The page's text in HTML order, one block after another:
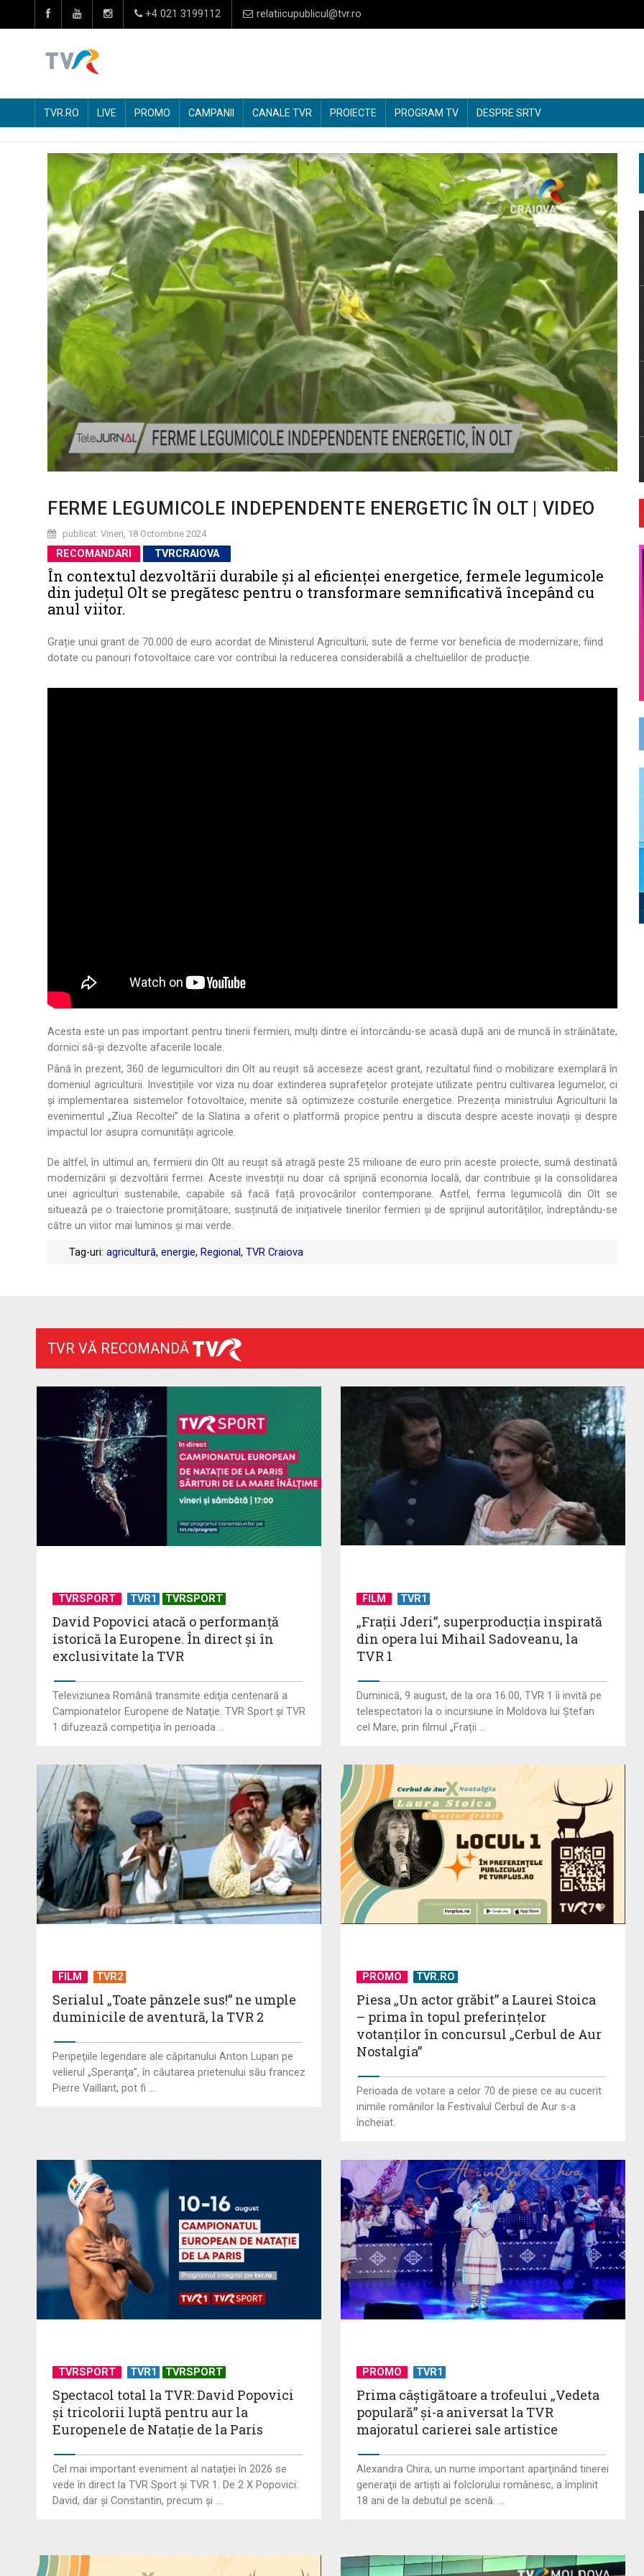
+4 021 3199112 relatiicupublicul@tvr.ro
TVR.RO LIVE PROMO CAMPANII CANALE TVR PROIECTE PROGRAM TV DESPRE SRTV
FERME LEGUMICOLE INDEPENDENTE ENERGETIC ÎN OLT | VIDEO
publicat: Vineri, 18 Octombrie 2024
RECOMANDARI TVRCRAIOVA
În contextul dezvoltării durabile și al eficienței energetice, fermele legumicole
din județul Olt se pregătesc pentru o transformare semnificativă începând cu
anul viitor.
Grație unui grant de 70.000 de euro acordat de Ministerul Agriculturii, sute de ferme vor beneficia de modernizare, fiind
dotate cu panouri fotovoltaice care vor contribui la reducerea considerabilă a cheltuielilor de producție.
Acesta este un pas important pentru tinerii fermieri, mulți dintre ei întorcându-se acasă după ani de muncă în străinătate,
dornici să-și dezvolte afacerile locale.
Până în prezent, 360 de legumicultori din Olt au reușit să acceseze acest grant, rezultatul fiind o mobilizare exemplară în
domeniul agriculturii. Investițiile vor viza nu doar extinderea suprafețelor protejate utilizate pentru cultivarea legumelor, ci
și implementarea sistemelor fotovoltaice, menite să optimizeze costurile energetice. Prezența ministrului Agriculturii la
evenimentul „Ziua Recoltei” de la Slatina a oferit o platformă propice pentru a discuta despre aceste inovații și despre
impactul lor asupra comunității agricole.
De altfel, în ultimul an, fermierii din Olt au reușit să atragă peste 25 milioane de euro prin aceste proiecte, sumă destinată
modernizării și dezvoltării fermei. Aceste investiții nu doar că sprijină economia locală, dar contribuie și la consolidarea
unei agriculturi sustenabile, capabile să facă față provocărilor contemporane. Astfel, ferma legumicolă din Olt se
situează pe o traiectorie promițătoare, susținută de inițiativele tinerilor fermieri și de sprijinul autorităților, îndreptându-se
către un viitor mai luminos și mai verde.
Tag-uri: agricultură, energie, Regional, TVR Craiova
TVR VĂ RECOMANDĂ
TVRSPORT TVR1 TVRSPORT
David Popovici atacă o performanţă
istorică la Europene. În direct şi în
exclusivitate la TVR
Televiziunea Română transmite ediţia centenară a
Campionatelor Europene de Nataţie. TVR Sport şi TVR
1 difuzează competiţia în perioada ...
FILM TVR1
„Frații Jderi”, superproducția inspirată
din opera lui Mihail Sadoveanu, la
TVR 1
Duminică, 9 august, de la ora 16.00, TVR 1 îi invită pe
telespectatori la o incursiune în Moldova lui Ștefan
cel Mare, prin filmul „Frații ...
FILM TVR2
Serialul „Toate pânzele sus!” ne umple
duminicile de aventură, la TVR 2
Peripeţiile legendare ale căpitanului Anton Lupan pe
velierul „Speranţa”, în căutarea prietenului său francez
Pierre Vaillant, pot fi ...
PROMO TVR.RO
Piesa „Un actor grăbit” a Laurei Stoica
– prima în topul preferinţelor
votanţilor în concursul „Cerbul de Aur
Nostalgia”
Perioada de votare a celor 70 de piese ce au cucerit
inimile românilor la Festivalul Cerbul de Aur s-a
încheiat.
TVRSPORT TVR1 TVRSPORT
Spectacol total la TVR: David Popovici
și tricolorii luptă pentru aur la
Europenele de Natație de la Paris
Cel mai important eveniment al nataţiei în 2026 se
vede în direct la TVR Sport şi TVR 1. De 2 X Popovici:
David, dar şi Constantin, precum şi ...
PROMO TVR1
Prima câştigătoare a trofeului „Vedeta
populară” şi-a aniversat la TVR
majoratul carierei sale artistice
Alexandra Chira, un nume important aparţinând tinerei
generaţii de artişti ai folclorului românesc, a împlinit
18 ani de la debutul pe scenă. ...